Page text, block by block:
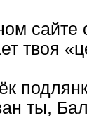
сайте
твоя
ты,